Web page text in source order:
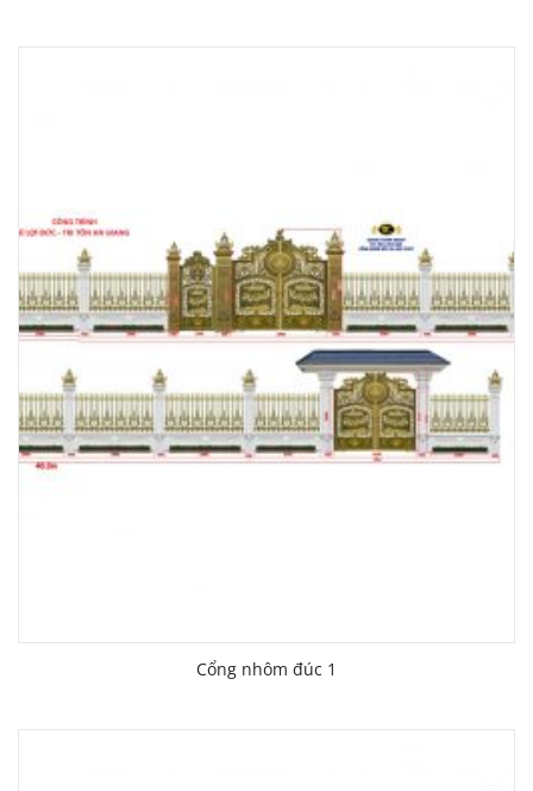
Cổng nhôm đúc 1